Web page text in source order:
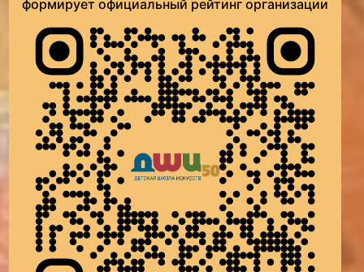
формирует официальный рейтинг организации